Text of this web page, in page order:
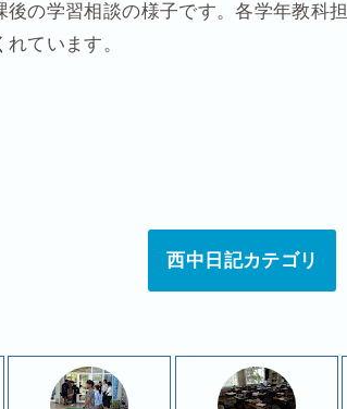
後の学習相談の様子です。各学年教科
ています。
西中日記カテゴリ